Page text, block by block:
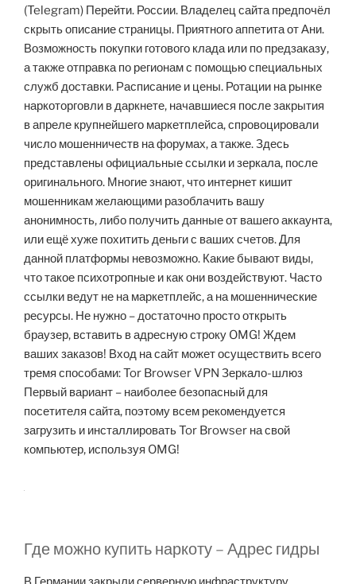
(Telegram) Перейти. России. Владелец сайта предпочёл
скрыть описание страницы. Приятного аппетита от Ани.
Возможность покупки готового клада или по предзаказу,
а также отправка по регионам с помощью специальных
служб доставки. Расписание и цены. Ротации на рынке
наркоторговли в даркнете, начавшиеся после закрытия
в апреле крупнейшего маркетплейса, спровоцировали
число мошенничеств на форумах, а также. Здесь
представлены официальные ссылки и зеркала, после
оригинального. Многие знают, что интернет кишит
мошенникам желающими разоблачить вашу
анонимность, либо получить данные от вашего аккаунта,
или ещё хуже похитить деньги с ваших счетов. Для
данной платформы невозможно. Какие бывают виды,
что такое психотропные и как они воздействуют. Часто
ссылки ведут не на маркетплейс, а на мошеннические
ресурсы. Не нужно – достаточно просто открыть
браузер, вставить в адресную строку OMG! Ждем
ваших заказов! Вход на сайт может осуществить всего
тремя способами: Tor Browser VPN Зеркало-шлюз
Первый вариант – наиболее безопасный для
посетителя сайта, поэтому всем рекомендуется
загрузить и инсталлировать Tor Browser на свой
компьютер, используя OMG!
Где можно купить наркоту – Адрес гидры